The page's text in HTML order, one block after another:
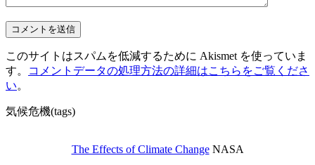
このサイトはスパムを低減するために Akismet を使っていま
す。
コメントデータの処理方法の詳細はこちらをご覧くださ
い。
気候危機(tags)
The Effects of Climate ChangeNASA